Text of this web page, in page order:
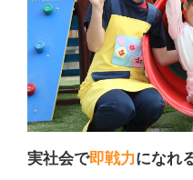
実社会で即戦力になれ